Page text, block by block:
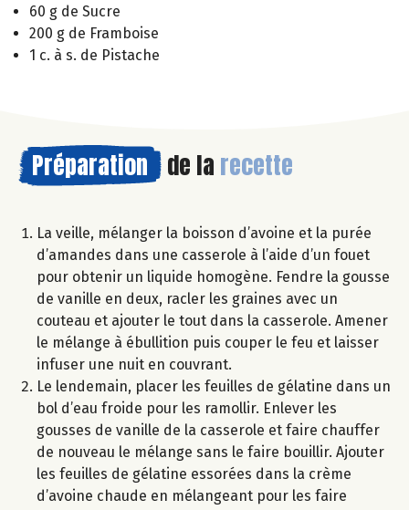
60 g de Sucre
200 g de Framboise
1 c. à s. de Pistache
Préparation de la recette
La veille, mélanger la boisson d’avoine et la purée
d’amandes dans une casserole à l’aide d’un fouet
pour obtenir un liquide homogène. Fendre la gousse
de vanille en deux, racler les graines avec un
couteau et ajouter le tout dans la casserole. Amener
le mélange à ébullition puis couper le feu et laisser
infuser une nuit en couvrant.
Le lendemain, placer les feuilles de gélatine dans un
bol d’eau froide pour les ramollir. Enlever les
gousses de vanille de la casserole et faire chauffer
de nouveau le mélange sans le faire bouillir. Ajouter
les feuilles de gélatine essorées dans la crème
d’avoine chaude en mélangeant pour les faire